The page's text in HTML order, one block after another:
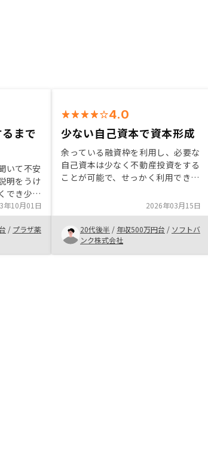
まで
いて不安
明をうけ
でき少額
魅力を感
べてリ
ころが1
年10月01日
/ プラザ薬
4.0
少ない自己資本で資本形成
余っている融資枠を利用し、必要な
自己資本は少なく不動産投資をする
ことが可能で、せっかく利用できる
できるという説明が印象深い。ま
た、不動産投資による節税効果や将
来的な試算の構築の説明から物件の
選定まで丁寧にしてくれたために信
用できた。
2026年03月15日
20代後半 / 年収500万円台 / ソフトバ
ンク株式会社